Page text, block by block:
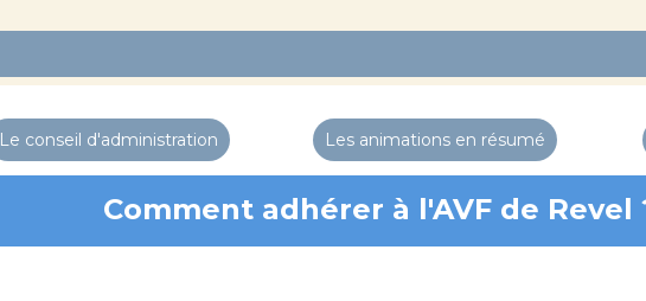
Le conseil d'administration Les animations en résumé
Comment adhérer à l'AVF de Revel